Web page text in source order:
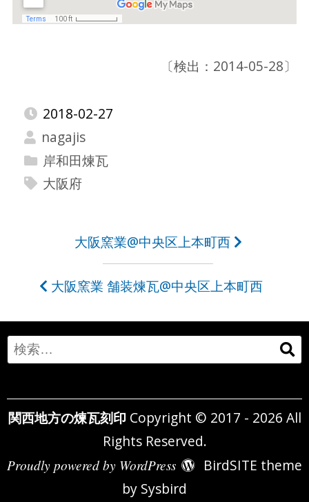
〔検出：2014-05-28〕
2018-02-27
nagajis
岸和田煉瓦
大阪府
ビ
ゲ
ー
シ
ョ
大阪窯業@中央区上本町西
大阪窯業 舗装煉瓦@中央区上本町西
Search
for:
関西地方の煉瓦刻印 Copyright © 2017 - 2026 All
Rights Reserved.
Proudly powered by WordPress
BirdSITE theme
by Sysbird